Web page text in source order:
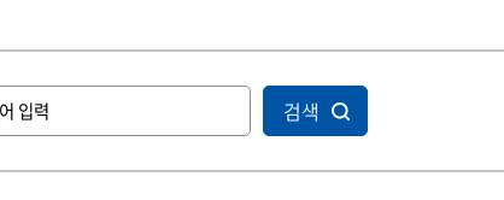
검색